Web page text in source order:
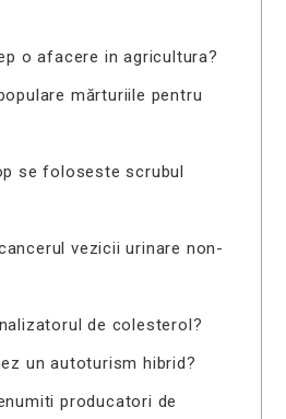
o afacere in agricultura?
mărturiile pentru
se foloseste scrubul
vezicii urinare non-
de colesterol?
un autoturism hibrid?
producatori de